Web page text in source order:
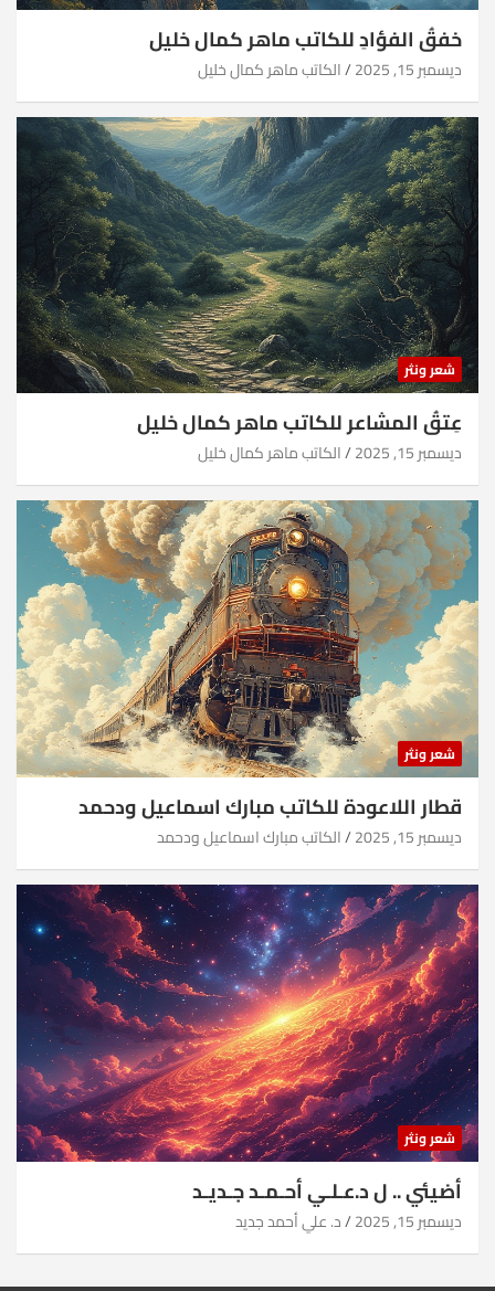
خفقُ الفؤادِ للكاتب ماهر كمال خليل
ديسمبر 15, 2025 الكاتب ماهر كمال خليل
شعر ونثر
عِتقُ المشاعر للكاتب ماهر كمال خليل
ديسمبر 15, 2025 الكاتب ماهر كمال خليل
شعر ونثر
قطار اللاعودة للكاتب مبارك اسماعيل ودحمد
ديسمبر 15, 2025 الكاتب مبارك اسماعيل ودحمد
شعر ونثر
أضيئي .. ل د.عـلـي أحـمـد جـديـد
ديسمبر 15, 2025 د. علي أحمد جديد